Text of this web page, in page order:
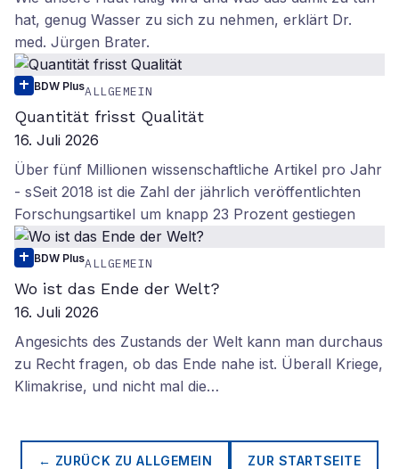
hat, genug Wasser zu sich zu nehmen, erklärt Dr.
med. Jürgen Brater.
BDW PlusALLGEMEIN
Quantität frisst Qualität
16. Juli 2026
Über fünf Millionen wissenschaftliche Artikel pro Jahr
- sSeit 2018 ist die Zahl der jährlich veröffentlichten
Forschungsartikel um knapp 23 Prozent gestiegen
BDW PlusALLGEMEIN
Wo ist das Ende der Welt?
16. Juli 2026
Angesichts des Zustands der Welt kann man durchaus
zu Recht fragen, ob das Ende nahe ist. Überall Kriege,
Klimakrise, und nicht mal die…
← ZURÜCK ZUALLGEMEIN ZUR STARTSEITE